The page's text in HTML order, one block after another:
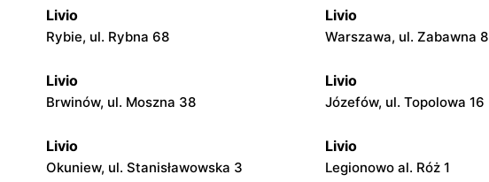
Livio
Rybie, ul. Rybna 68
Livio
Warszawa, ul. Zabawna 8
Livio
Brwinów, ul. Moszna 38
Livio
Józefów, ul. Topolowa 16
Livio
Okuniew, ul. Stanisławowska 3
Livio
Legionowo al. Róż 1